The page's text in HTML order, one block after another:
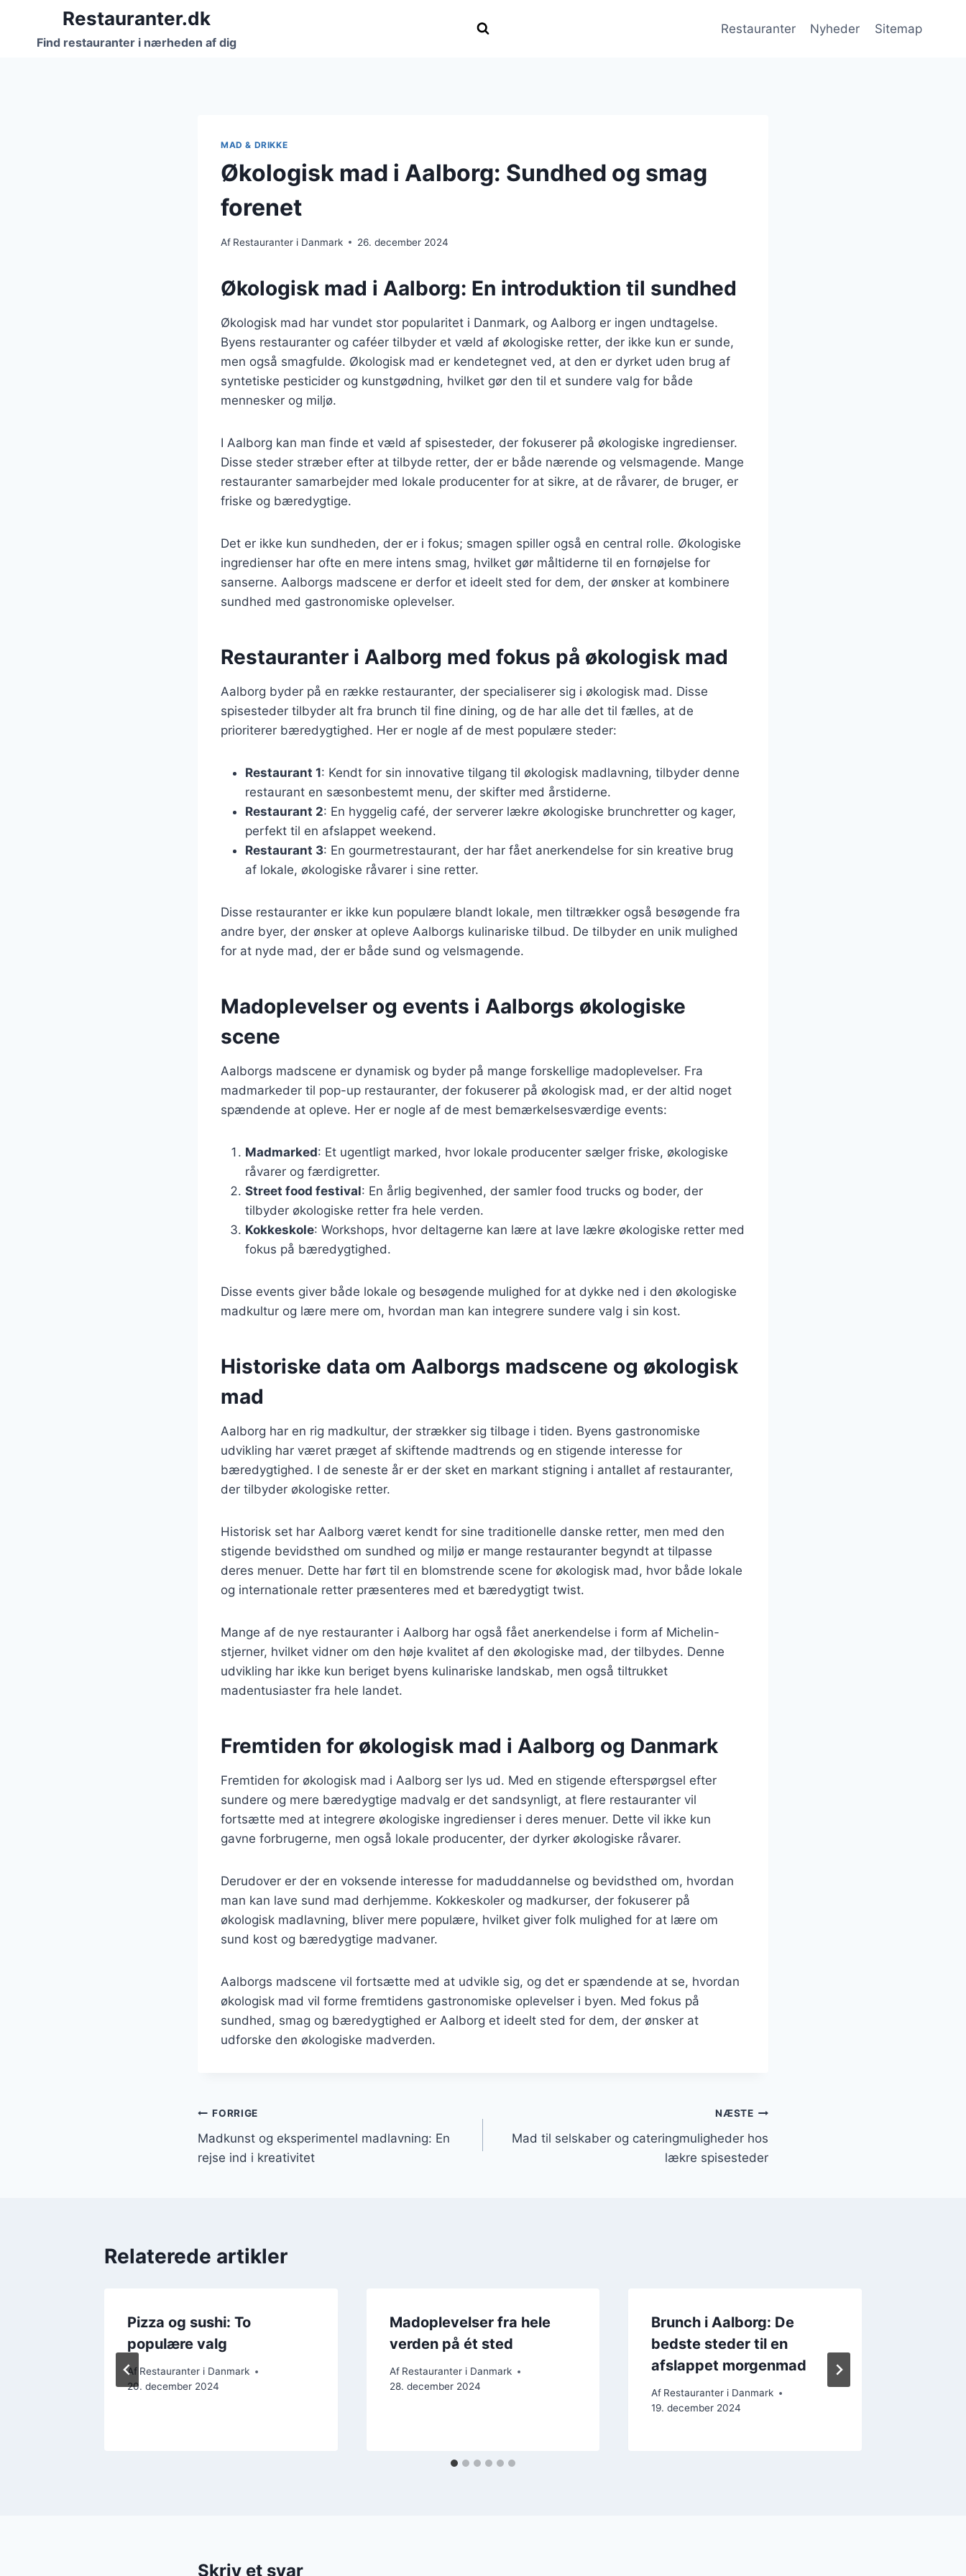
indhold
Restauranter.dk
Find restauranter i nærheden af dig
Restauranter Nyheder Sitemap
MAD & DRIKKE
Økologisk mad i Aalborg: Sundhed og smag
forenet
Af Restauranter i Danmark 26. december 2024
Økologisk mad i Aalborg: En introduktion til sundhed
Økologisk mad har vundet stor popularitet i Danmark, og Aalborg er ingen undtagelse.
Byens restauranter og caféer tilbyder et væld af økologiske retter, der ikke kun er sunde,
men også smagfulde. Økologisk mad er kendetegnet ved, at den er dyrket uden brug af
syntetiske pesticider og kunstgødning, hvilket gør den til et sundere valg for både
mennesker og miljø.
I Aalborg kan man finde et væld af spisesteder, der fokuserer på økologiske ingredienser.
Disse steder stræber efter at tilbyde retter, der er både nærende og velsmagende. Mange
restauranter samarbejder med lokale producenter for at sikre, at de råvarer, de bruger, er
friske og bæredygtige.
Det er ikke kun sundheden, der er i fokus; smagen spiller også en central rolle. Økologiske
ingredienser har ofte en mere intens smag, hvilket gør måltiderne til en fornøjelse for
sanserne. Aalborgs madscene er derfor et ideelt sted for dem, der ønsker at kombinere
sundhed med gastronomiske oplevelser.
Restauranter i Aalborg med fokus på økologisk mad
Aalborg byder på en række restauranter, der specialiserer sig i økologisk mad. Disse
spisesteder tilbyder alt fra brunch til fine dining, og de har alle det til fælles, at de
prioriterer bæredygtighed. Her er nogle af de mest populære steder:
Restaurant 1: Kendt for sin innovative tilgang til økologisk madlavning, tilbyder denne
restaurant en sæsonbestemt menu, der skifter med årstiderne.
Restaurant 2: En hyggelig café, der serverer lækre økologiske brunchretter og kager,
perfekt til en afslappet weekend.
Restaurant 3: En gourmetrestaurant, der har fået anerkendelse for sin kreative brug
af lokale, økologiske råvarer i sine retter.
Disse restauranter er ikke kun populære blandt lokale, men tiltrækker også besøgende fra
andre byer, der ønsker at opleve Aalborgs kulinariske tilbud. De tilbyder en unik mulighed
for at nyde mad, der er både sund og velsmagende.
Madoplevelser og events i Aalborgs økologiske
scene
Aalborgs madscene er dynamisk og byder på mange forskellige madoplevelser. Fra
madmarkeder til pop-up restauranter, der fokuserer på økologisk mad, er der altid noget
spændende at opleve. Her er nogle af de mest bemærkelsesværdige events:
Madmarked: Et ugentligt marked, hvor lokale producenter sælger friske, økologiske
råvarer og færdigretter.
Street food festival: En årlig begivenhed, der samler food trucks og boder, der
tilbyder økologiske retter fra hele verden.
Kokkeskole: Workshops, hvor deltagerne kan lære at lave lækre økologiske retter med
fokus på bæredygtighed.
Disse events giver både lokale og besøgende mulighed for at dykke ned i den økologiske
madkultur og lære mere om, hvordan man kan integrere sundere valg i sin kost.
Historiske data om Aalborgs madscene og økologisk
mad
Aalborg har en rig madkultur, der strækker sig tilbage i tiden. Byens gastronomiske
udvikling har været præget af skiftende madtrends og en stigende interesse for
bæredygtighed. I de seneste år er der sket en markant stigning i antallet af restauranter,
der tilbyder økologiske retter.
Historisk set har Aalborg været kendt for sine traditionelle danske retter, men med den
stigende bevidsthed om sundhed og miljø er mange restauranter begyndt at tilpasse
deres menuer. Dette har ført til en blomstrende scene for økologisk mad, hvor både lokale
og internationale retter præsenteres med et bæredygtigt twist.
Mange af de nye restauranter i Aalborg har også fået anerkendelse i form af Michelin-
stjerner, hvilket vidner om den høje kvalitet af den økologiske mad, der tilbydes. Denne
udvikling har ikke kun beriget byens kulinariske landskab, men også tiltrukket
madentusiaster fra hele landet.
Fremtiden for økologisk mad i Aalborg og Danmark
Fremtiden for økologisk mad i Aalborg ser lys ud. Med en stigende efterspørgsel efter
sundere og mere bæredygtige madvalg er det sandsynligt, at flere restauranter vil
fortsætte med at integrere økologiske ingredienser i deres menuer. Dette vil ikke kun
gavne forbrugerne, men også lokale producenter, der dyrker økologiske råvarer.
Derudover er der en voksende interesse for maduddannelse og bevidsthed om, hvordan
man kan lave sund mad derhjemme. Kokkeskoler og madkurser, der fokuserer på
økologisk madlavning, bliver mere populære, hvilket giver folk mulighed for at lære om
sund kost og bæredygtige madvaner.
Aalborgs madscene vil fortsætte med at udvikle sig, og det er spændende at se, hvordan
økologisk mad vil forme fremtidens gastronomiske oplevelser i byen. Med fokus på
sundhed, smag og bæredygtighed er Aalborg et ideelt sted for dem, der ønsker at
udforske den økologiske madverden.
Indlægsnavigation
FORRIGE
Madkunst og eksperimentel madlavning: En
rejse ind i kreativitet
NÆSTE
Mad til selskaber og cateringmuligheder hos
lækre spisesteder
Relaterede artikler
Pizza og sushi: To
populære valg
Af Restauranter i Danmark
20. december 2024
Madoplevelser fra hele
verden på ét sted
Af Restauranter i Danmark
28. december 2024
Brunch i Aalborg: De
bedste steder til en
afslappet morgenmad
Af Restauranter i Danmark
19. december 2024
Skriv et svar